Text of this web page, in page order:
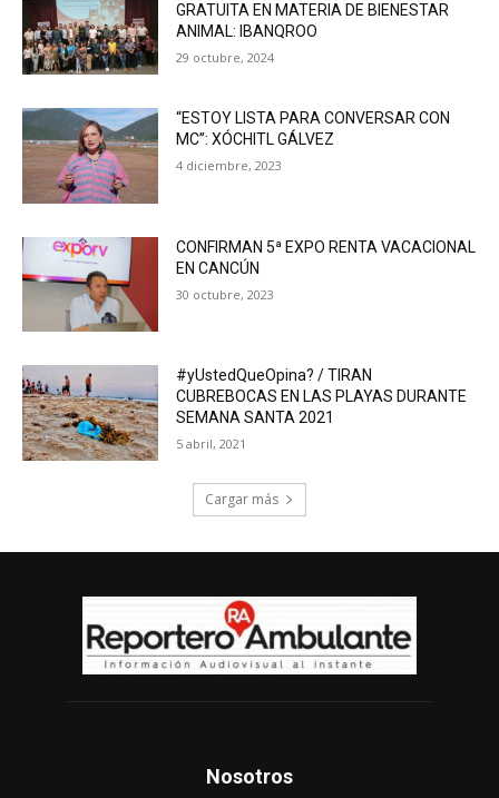
GRATUITA EN MATERIA DE BIENESTAR
ANIMAL: IBANQROO
29 octubre, 2024
“ESTOY LISTA PARA CONVERSAR CON
MC”: XÓCHITL GÁLVEZ
4 diciembre, 2023
CONFIRMAN 5ª EXPO RENTA VACACIONAL
EN CANCÚN
30 octubre, 2023
#yUstedQueOpina? / TIRAN
CUBREBOCAS EN LAS PLAYAS DURANTE
SEMANA SANTA 2021
5 abril, 2021
Cargar más
Nosotros